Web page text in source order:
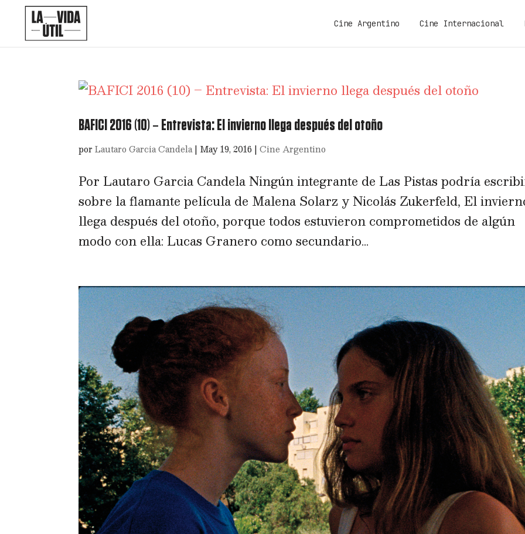
Cine Argentino Cine Internacional
BAFICI 2016 (10) – Entrevista: El invierno llega después del otoño
porLautaro Garcia Candela| May 19, 2016 |Cine Argentino
Por Lautaro Garcia Candela Ningún integrante de Las Pistas podría
sobre la flamante película de Malena Solarz y Nicolás Zukerfeld, El
llega después del otoño, porque todos estuvieron comprometidos de algún
modo con ella: Lucas Granero como secundario...